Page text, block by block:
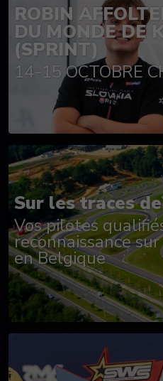
ROBIN
DU MONDE DE
(SPRINT)
14-15 OCTOBRE
Sur les traces
Vos pilotes
reconnaissance
en Belgique